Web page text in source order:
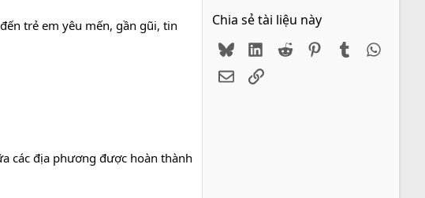
trẻ em yêu mến, gần gũi, tin
các địa phương được hoàn thành
Chia sẻ tài liệu này
BlueskyLinkedIn
Reddit PinterestTumblr
EmailLink